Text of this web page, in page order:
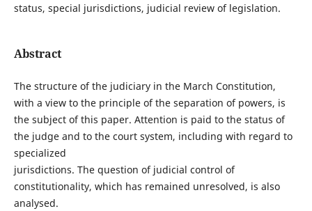
status, special jurisdictions, judicial review of legislation.
Abstract
The structure of the judiciary in the March Constitution,
with a view to the principle of the separation of powers, is
the subject of this paper. Attention is paid to the status of
the judge and to the court system, including with regard to
specialized
jurisdictions. The question of judicial control of
constitutionality, which has remained unresolved, is also
analysed.